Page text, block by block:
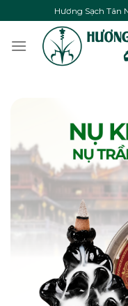
to
content
Hương Sạch Tân